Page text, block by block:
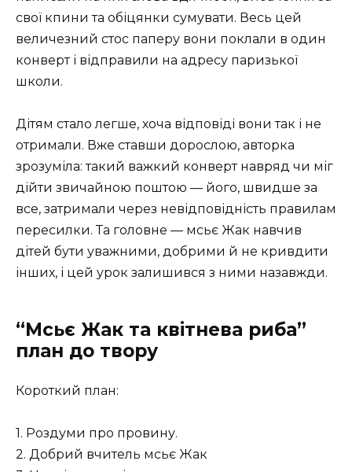
свої кпини та обіцянки сумувати. Весь цей
величезний стос паперу вони поклали в один
конверт і відправили на адресу паризької
школи.
Дітям стало легше, хоча відповіді вони так і не
отримали. Вже ставши дорослою, авторка
зрозуміла: такий важкий конверт навряд чи міг
дійти звичайною поштою — його, швидше за
все, затримали через невідповідність правилам
пересилки. Та головне — мсьє Жак навчив
дітей бути уважними, добрими й не кривдити
інших, і цей урок залишився з ними назавжди.
“Мсьє Жак та квітнева риба”
план до твору
Короткий план:
1. Роздуми про провину.
2. Добрий вчитель мсьє Жак